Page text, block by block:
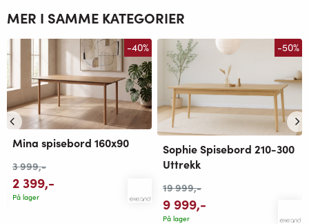
MER I SAMME KATEGORIER
-40%
Mina spisebord 160x90
3 999,-
2 399,-
På lager
-50%
Sophie Spisebord 210-300
Uttrekk
19 999,-
9 999,-
På lager